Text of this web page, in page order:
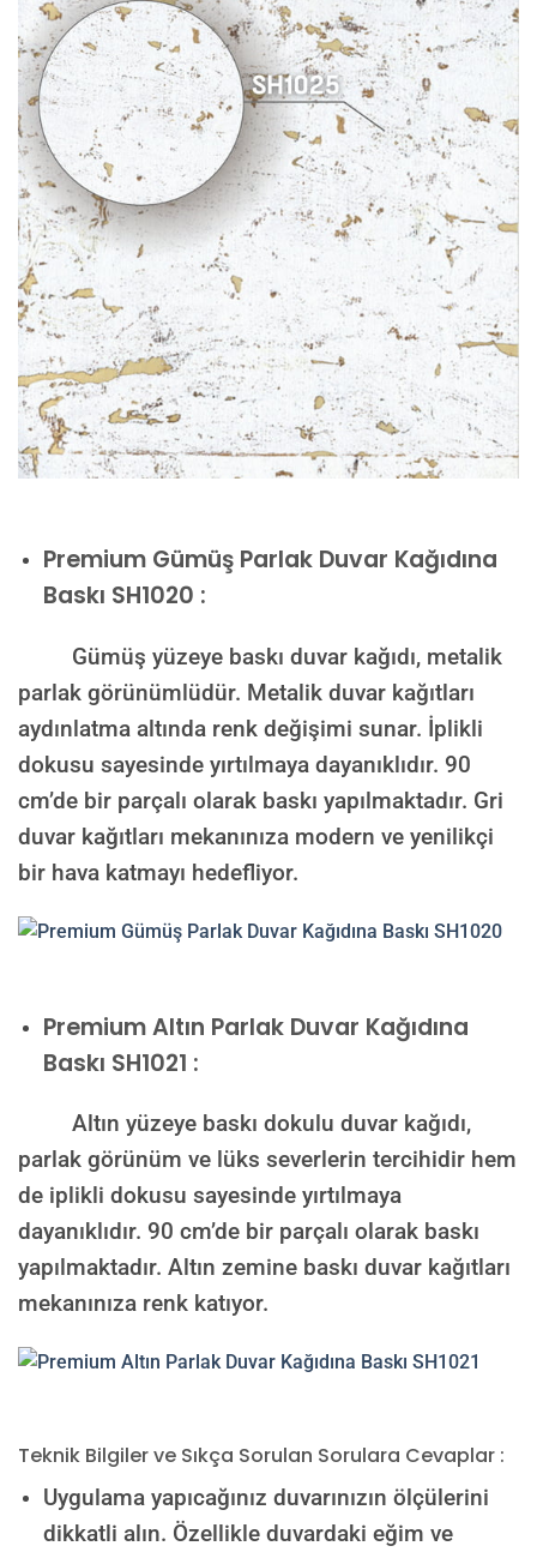
Premium Gümüş Parlak Duvar Kağıdına
Baskı SH1020 :
Gümüş yüzeye baskı duvar kağıdı, metalik
parlak görünümlüdür. Metalik duvar kağıtları
aydınlatma altında renk değişimi sunar. İplikli
dokusu sayesinde yırtılmaya dayanıklıdır. 90
cm’de bir parçalı olarak baskı yapılmaktadır. Gri
duvar kağıtları mekanınıza modern ve yenilikçi
bir hava katmayı hedefliyor.
PremiumAltın Parlak Duvar Kağıdına
Baskı SH1021 :
Altın yüzeye baskı dokulu duvar kağıdı,
parlak görünüm ve lüks severlerin tercihidir hem
de iplikli dokusu sayesinde yırtılmaya
dayanıklıdır. 90 cm’de bir parçalı olarak baskı
yapılmaktadır. Altın zemine baskı duvar kağıtları
mekanınıza renk katıyor.
Teknik Bilgiler ve Sıkça Sorulan Sorulara Cevaplar :
Uygulama yapıcağınız duvarınızın ölçülerini
dikkatli alın. Özellikle duvardaki eğim ve